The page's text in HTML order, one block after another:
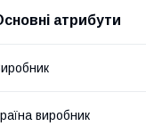
атрибути
виробник